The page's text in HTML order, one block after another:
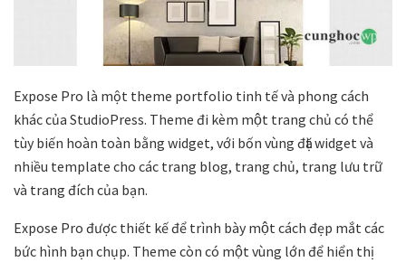
Expose Pro là một theme portfolio tinh tế và phong cách
khác của StudioPress. Theme đi kèm một trang chủ có thể
tùy biến hoàn toàn bằng widget, với bốn vùng đặt widget và
nhiều template cho các trang blog, trang chủ, trang lưu trữ
và trang đích của bạn.
Expose Pro được thiết kế để trình bày một cách đẹp mắt các
bức hình bạn chụp. Theme còn có một vùng lớn để hiển thị